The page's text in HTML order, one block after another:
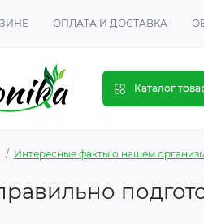
ОПЛАТА И ДОСТАВКА
Каталог
Интересные факты о нашем